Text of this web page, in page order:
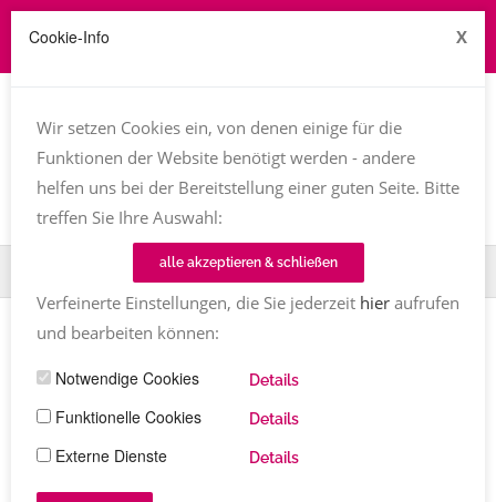
TT-Magazin April und Mai 2025: Hier lesen Textinen!
April und Mai 2025: Hier lesen
Textinen!
Susanne Ackstaller Kommentare
Cookie-Info X
Wir setzen Cookies ein, von denen einige für die
Funktionen der Website benötigt werden - andere
helfen uns bei der Bereitstellung einer guten Seite. Bitte
treffen Sie Ihre Auswahl:
alle akzeptieren & schließen
Verfeinerte Einstellungen, die Sie jederzeit hieraufrufen
und bearbeiten können:
Notwendige Cookies Details
Funktionelle Cookies Details
Externe Dienste Details